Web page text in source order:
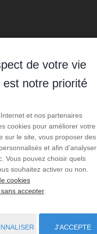
de votre vie
est notre priorité
et nos partenaires
cookies pour améliorer votre
sur le site, vous proposer des
et afin d’analyser
Vous pouvez choisir quels
souhaitez activer ou non.
cookies
accepter
J'ACCEPTE